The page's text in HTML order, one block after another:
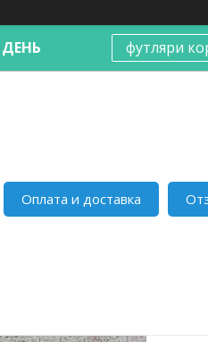
ДЕНЬ футляри
Оплата и доставка